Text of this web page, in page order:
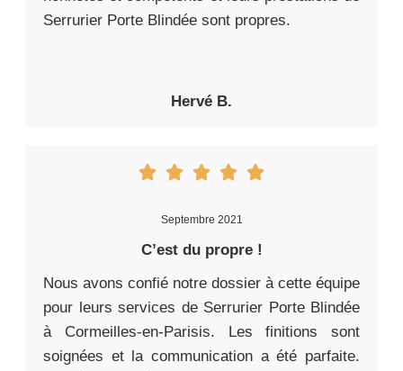
Serrurier Porte Blindée sont propres.
Hervé B.
Septembre 2021
C’est du propre !
Nous avons confié notre dossier à cette équipe
pour leurs services de Serrurier Porte Blindée
à Cormeilles-en-Parisis. Les finitions sont
soignées et la communication a été parfaite.